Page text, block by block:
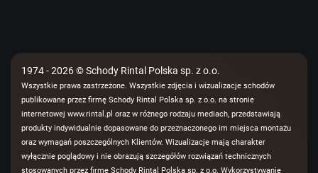
1974 - 2026 © Schody Rintal Polska sp. z o.o.
Wszystkie prawa zastrzeżone. Wszystkie zdjęcia i wizualizacje schodów
publikowane przez firmę Schody Rintal Polska sp. z o.o. na stronie
internetowej www.rintal.pl oraz w różnego rodzaju mediach, przedstawiają
produkty indywidualnie dopasowane do przeznaczonego im miejsca montażu
oraz wymagań poszczególnych Klientów. Wizualizacje mają charakter
wyłącznie poglądowy i nie obrazują szczegółów rozwiązań technicznych
stosowanych przez firmę Schody Rintal Polska sp. z o.o. Wykorzystywanie